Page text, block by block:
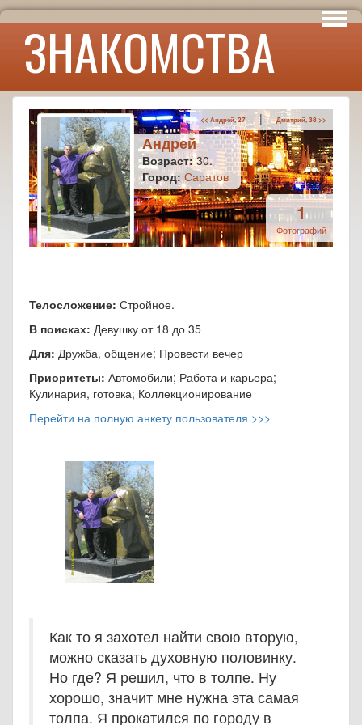
ЗНАКОМСТВА
Интересы
Юмор
Андрей
Возраст:30.
Город: Саратов
<< Андрей, 27 | Дмитрий, 38 >>
1
Фотографий
Телосложение: Стройное.
В поисках: Девушку от 18 до 35
Для: Дружба, общение; Провести вечер
Приоритеты: Автомобили; Работа и карьера;
Кулинария, готовка; Коллекционирование
Перейти на полную анкету пользователя >>>
Как то я захотел найти свою вторую,
можно сказать духовную половинку.
Но где? Я решил, что в толпе. Ну
хорошо, значит мне нужна эта самая
толпа. Я прокатился по городу в